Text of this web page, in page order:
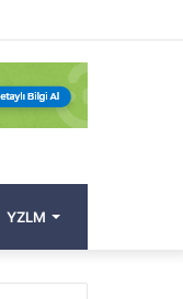
yap
...
Bölmesi
Makale
YZLM